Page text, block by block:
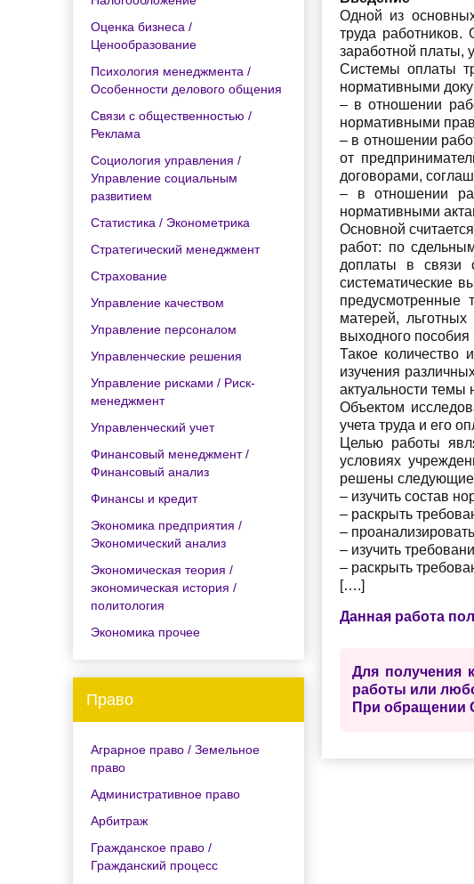
Оценка бизнеса /
Ценообразование
Психология менеджмента /
Особенности делового общения
Связи с общественностью /
Реклама
Социология управления /
Управление социальным
развитием
Статистика / Эконометрика
Стратегический менеджмент
Страхование
Управление качеством
Управление персоналом
Управленческие решения
Управление рисками / Риск-
менеджмент
Управленческий учет
Финансовый менеджмент /
Финансовый анализ
Финансы и кредит
Экономика предприятия /
Экономический анализ
Экономическая теория /
экономическая история /
политология
Экономика прочее
Право
Аграрное право / Земельное
право
Административное право
Арбитраж
Гражданское право /
Гражданский процесс
Одной из
труда работников.
заработной платы,
Системы оплаты
нормативными
– в отношении
нормативными
– в отношении
от
договорами,
– в отношении
нормативными
Основной
работ: по
доплаты в связи
систематические
предусмотренные
матерей,
выходного
Такое количество
изучения
актуальности темы
Объектом
учета труда и его
Целью работы
условиях
решены следующие
– изучить состав
– раскрыть
–
– изучить
– раскрыть
[….]
Данная работа
Для получения
работы или
При обращении